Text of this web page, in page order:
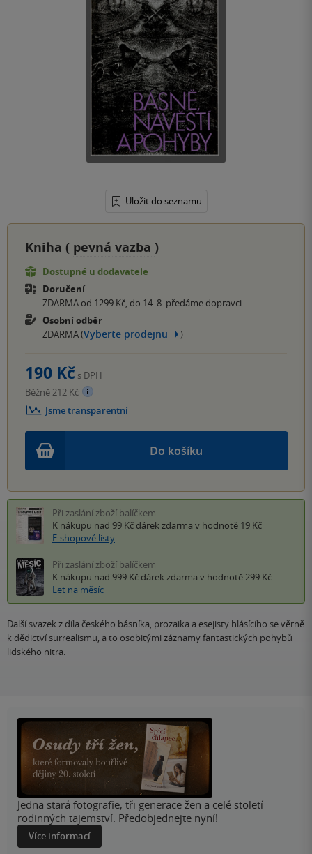
Uložit do seznamu
Kniha ( pevná vazba )
Dostupné u dodavatele
Doručení
ZDARMA od 1299 Kč, do 14. 8. předáme dopravci
Osobní odběr
ZDARMA (Vyberte prodejnu )
Do košíku
190 Kč s DPH
Běžně 212 Kč
Jsme transparentní
Při zaslání zboží balíčkem
K nákupu nad 99 Kč dárek zdarma v hodnotě 19 Kč
E-shopové listy
Při zaslání zboží balíčkem
K nákupu nad 999 Kč dárek zdarma v hodnotě 299 Kč
Let na měsíc
Další svazek z díla českého básníka, prozaika a esejisty hlásícího se věrně
k dědictví surrealismu, a to osobitými záznamy fantastických pohybů
lidského nitra.
Jedna stará fotografie, tři generace žen a celé století
rodinných tajemství. Předobjednejte nyní!
Více informací